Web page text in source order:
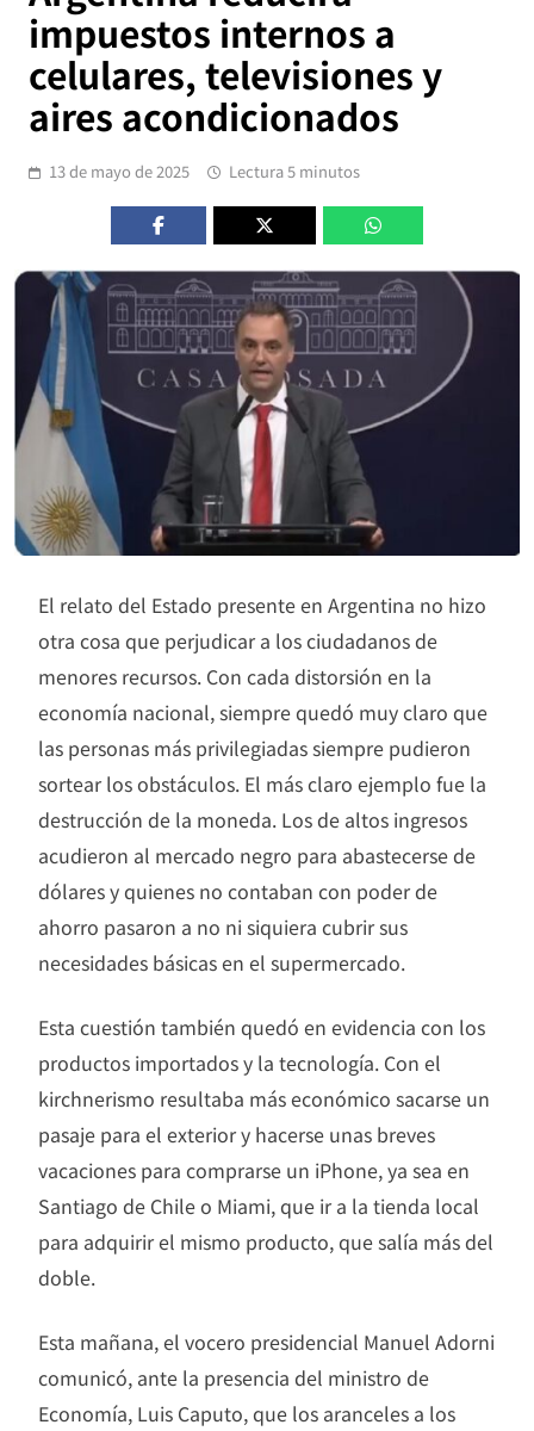
impuestos internos a
celulares, televisiones y
aires acondicionados
13 de mayo de 2025 Lectura 5 minutos
El relato del Estado presente en Argentina no hizo
otra cosa que perjudicar a los ciudadanos de
menores recursos. Con cada distorsión en la
economía nacional, siempre quedó muy claro que
las personas más privilegiadas siempre pudieron
sortear los obstáculos. El más claro ejemplo fue la
destrucción de la moneda. Los de altos ingresos
acudieron al mercado negro para abastecerse de
dólares y quienes no contaban con poder de
ahorro pasaron a no ni siquiera cubrir sus
necesidades básicas en el supermercado.
Esta cuestión también quedó en evidencia con los
productos importados y la tecnología. Con el
kirchnerismo resultaba más económico sacarse un
pasaje para el exterior y hacerse unas breves
vacaciones para comprarse un iPhone, ya sea en
Santiago de Chile o Miami, que ir a la tienda local
para adquirir el mismo producto, que salía más del
doble.
Esta mañana, el vocero presidencial Manuel Adorni
comunicó, ante la presencia del ministro de
Economía, Luis Caputo, que los aranceles a los